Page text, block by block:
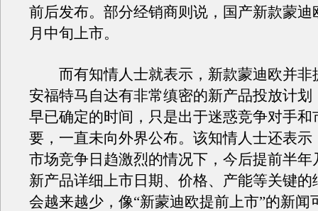
前后发布。部分经销商则说，国产新款蒙迪
月中旬上市。
而有知情人士就表示，新款蒙迪欧并非
安福特马自达有非常缜密的新产品投放计划
早已确定的时间，只是出于迷惑竞争对手和
要，一直未向外界公布。该知情人士还表示
市场竞争日趋激烈的情况下，今后提前半年
新产品详细上市日期、价格、产能等关键的
会越来越少，像“新蒙迪欧提前上市”的新闻